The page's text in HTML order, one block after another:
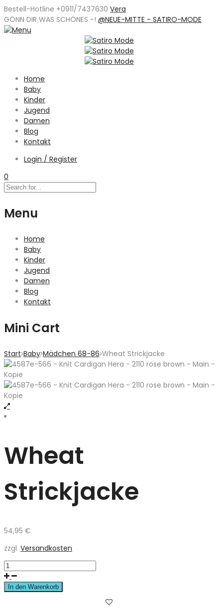
Bestell-Hotline +0911/7437630 Vera
GÖNN DIR WAS SCHÖNES -! @NEUE-MITTE - SATIRO-MODE
Home
Baby
Kinder
Jugend
Damen
Blog
Kontakt
Login / Register
0
Menu
Home
Baby
Kinder
Jugend
Damen
Blog
Kontakt
Mini Cart
Start Baby Mädchen 68-86 Wheat Strickjacke
Wheat
Strickjacke
54,95 €
zzgl. Versandkosten
In den Warenkorb